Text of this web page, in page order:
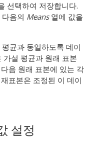
선택하여 저장합니다.
음의 Means열에 값을
균과 동일하도록 데이
설 평균과 원래 표본
음 원래 표본에 있는 각
표본은 조정된 이 데이
설정